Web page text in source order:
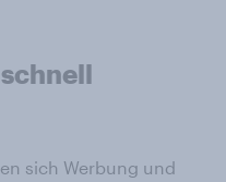
sich Werbung und